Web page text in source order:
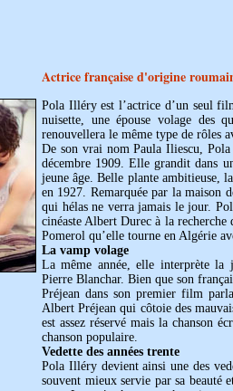
Actrice française d'origine
Pola Illéry est l’actrice d’un seul
nuisette, une épouse volage des
renouvellera le même type de rôles
De son vrai nom Paula Iliescu,
décembre 1909. Elle grandit dans
jeune âge. Belle plante ambitieuse,
en 1927. Remarquée par la maison
qui hélas ne verra jamais le jour.
cinéaste Albert Durec à la
Pomerol qu’elle tourne en Algérie
La vamp volage
La même année, elle interprète
Pierre Blanchar. Bien que son
Préjean dans son premier film
Albert Préjean qui côtoie des
est assez réservé mais la chanson
chanson populaire.
Vedette des années trente
Pola Illéry devient ainsi une des
souvent mieux servie par sa beauté